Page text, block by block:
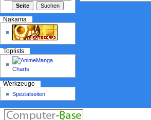
Nakama
Toplists
Werkzeuge
Spezialseiten